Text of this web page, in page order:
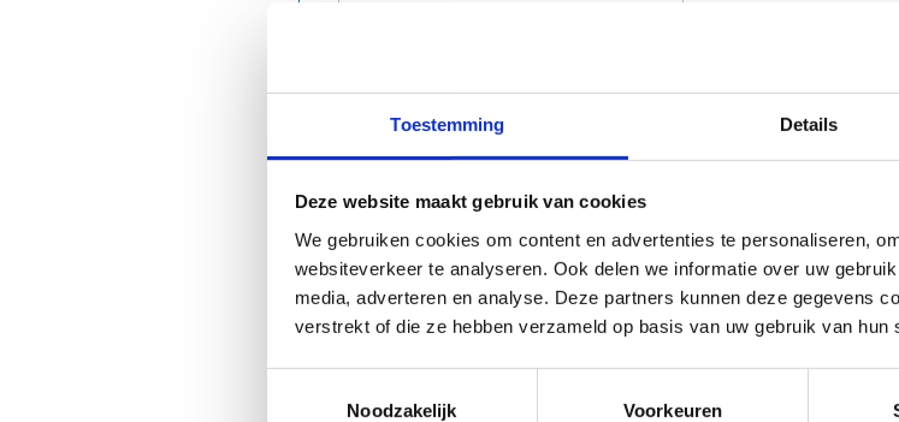
Toestemming Details
Deze website maakt gebruik van cookies
We gebruiken cookies om content en advertenties te personaliseren,
websiteverkeer te analyseren. Ook delen we informatie over uw
media, adverteren en analyse. Deze partners kunnen deze gegevens
verstrekt of die ze hebben verzameld op basis van uw gebruik van hun
Noodzakelijk
Voorkeuren